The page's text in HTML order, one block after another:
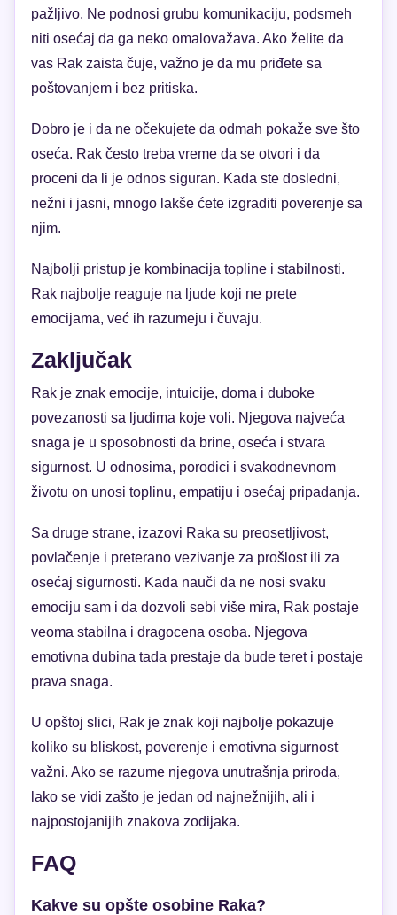
pažljivo. Ne podnosi grubu komunikaciju, podsmeh
niti osećaj da ga neko omalovažava. Ako želite da
vas Rak zaista čuje, važno je da mu priđete sa
poštovanjem i bez pritiska.
Dobro je i da ne očekujete da odmah pokaže sve što
oseća. Rak često treba vreme da se otvori i da
proceni da li je odnos siguran. Kada ste dosledni,
nežni i jasni, mnogo lakše ćete izgraditi poverenje sa
njim.
Najbolji pristup je kombinacija topline i stabilnosti.
Rak najbolje reaguje na ljude koji ne prete
emocijama, već ih razumeju i čuvaju.
Zaključak
Rak je znak emocije, intuicije, doma i duboke
povezanosti sa ljudima koje voli. Njegova najveća
snaga je u sposobnosti da brine, oseća i stvara
sigurnost. U odnosima, porodici i svakodnevnom
životu on unosi toplinu, empatiju i osećaj pripadanja.
Sa druge strane, izazovi Raka su preosetljivost,
povlačenje i preterano vezivanje za prošlost ili za
osećaj sigurnosti. Kada nauči da ne nosi svaku
emociju sam i da dozvoli sebi više mira, Rak postaje
veoma stabilna i dragocena osoba. Njegova
emotivna dubina tada prestaje da bude teret i postaje
prava snaga.
U opštoj slici, Rak je znak koji najbolje pokazuje
koliko su bliskost, poverenje i emotivna sigurnost
važni. Ako se razume njegova unutrašnja priroda,
lako se vidi zašto je jedan od najnežnijih, ali i
najpostojanijih znakova zodijaka.
FAQ
Kakve su opšte osobine Raka?